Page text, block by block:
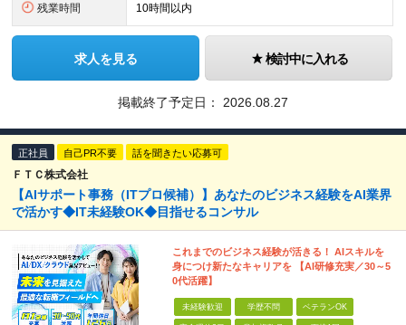
残業時間 10時間以内
求人を見る 検討中に入れる
掲載終了予定日： 2026.08.27
正社員 自己PR不要 話を聞きたい応募可
ＦＴＣ株式会社
【AIサポート事務（ITプロ候補）】あなたのビジネス経験をAI業界
で活かす◆IT未経験OK◆目指せるコンサル
これまでのビジネス経験が活きる！ AIスキルを
身につけ新たなキャリアを 【AI研修充実／30～5
0代活躍】
未経験歓迎 学歴不問 ベテランOK